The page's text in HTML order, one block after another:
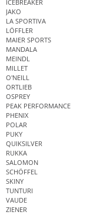
ICEBREAKER
JAKO
LA SPORTIVA
LÖFFLER
MAIER SPORTS
MANDALA
MEINDL
MILLET
O'NEILL
ORTLIEB
OSPREY
PEAK PERFORMANCE
PHENIX
POLAR
PUKY
QUIKSILVER
RUKKA
SALOMON
SCHÖFFEL
SKINY
TUNTURI
VAUDE
ZIENER